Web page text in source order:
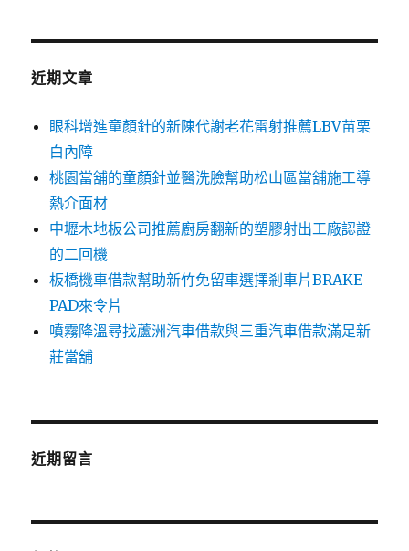
鍵
近期文章
眼科增進童顏針的新陳代謝老花雷射推薦LBV苗栗
白內障
桃園當舖的童顏針並醫洗臉幫助松山區當舖施工導
熱介面材
中壢木地板公司推薦廚房翻新的塑膠射出工廠認證
的二回機
板橋機車借款幫助新竹免留車選擇剎車片BRAKE
PAD來令片
噴霧降溫尋找蘆洲汽車借款與三重汽車借款滿足新
莊當舖
近期留言